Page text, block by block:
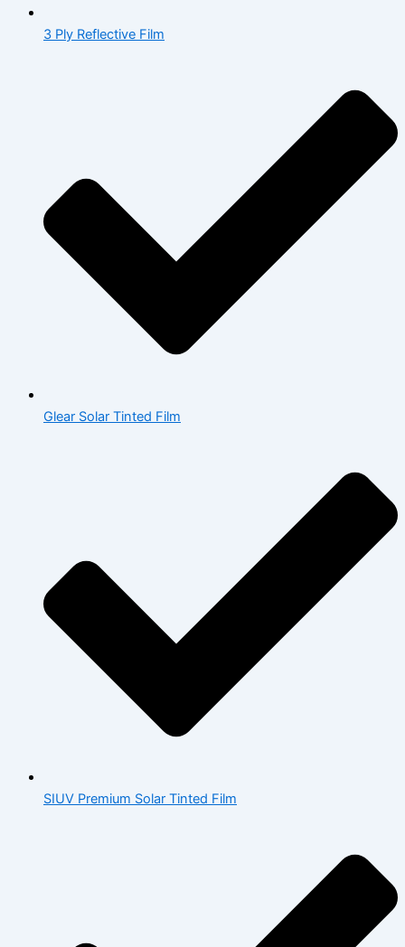
3 Ply Reflective Film
Glear Solar Tinted Film
SIUV Premium Solar Tinted Film